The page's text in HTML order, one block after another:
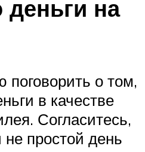
деньги на
поговорить о том,
в качестве
Согласитесь,
не простой день